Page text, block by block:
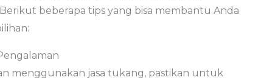
beberapa tips yang bisa membantu Anda
menggunakan jasa tukang, pastikan untuk